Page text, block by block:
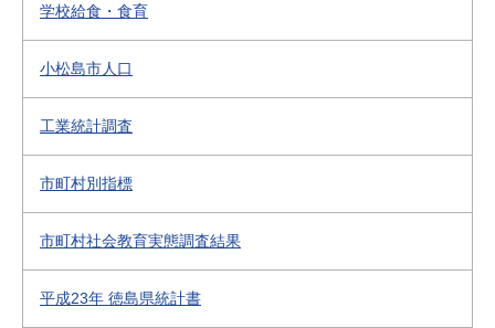
学校給食・食育
小松島市人口
工業統計調査
市町村別指標
市町村社会教育実態調査結果
平成23年 徳島県統計書